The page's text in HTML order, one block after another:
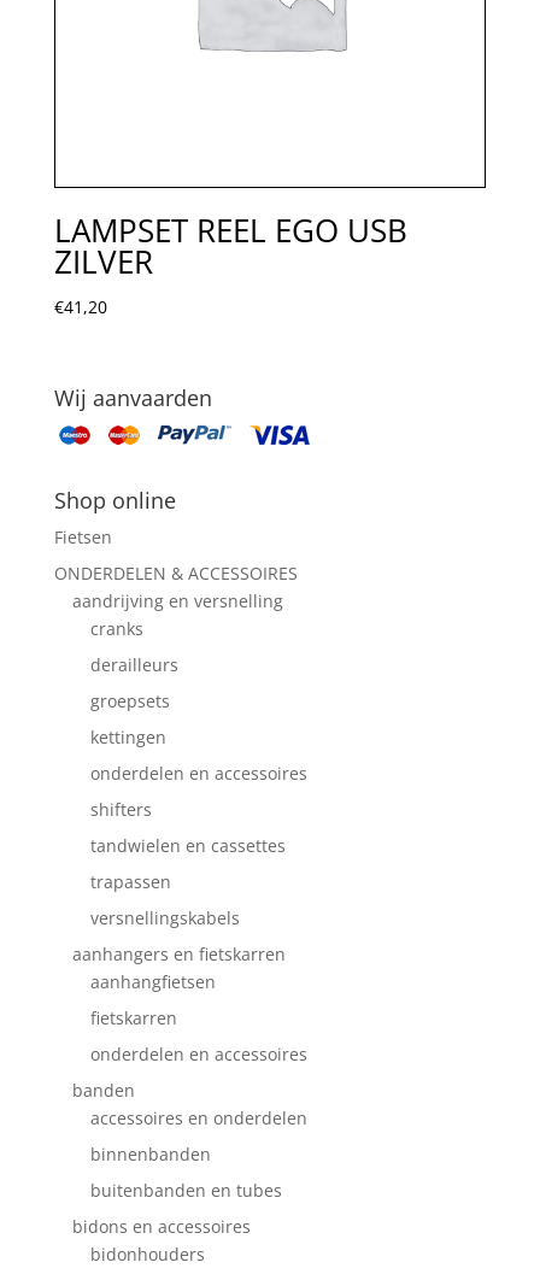
LAMPSET REEL EGO USB
ZILVER
€41,20
Wij aanvaarden
Shop online
Fietsen
ONDERDELEN & ACCESSOIRES
aandrijving en versnelling
cranks
derailleurs
groepsets
kettingen
onderdelen en accessoires
shifters
tandwielen en cassettes
trapassen
versnellingskabels
aanhangers en fietskarren
aanhangfietsen
fietskarren
onderdelen en accessoires
banden
accessoires en onderdelen
binnenbanden
buitenbanden en tubes
bidons en accessoires
bidonhouders